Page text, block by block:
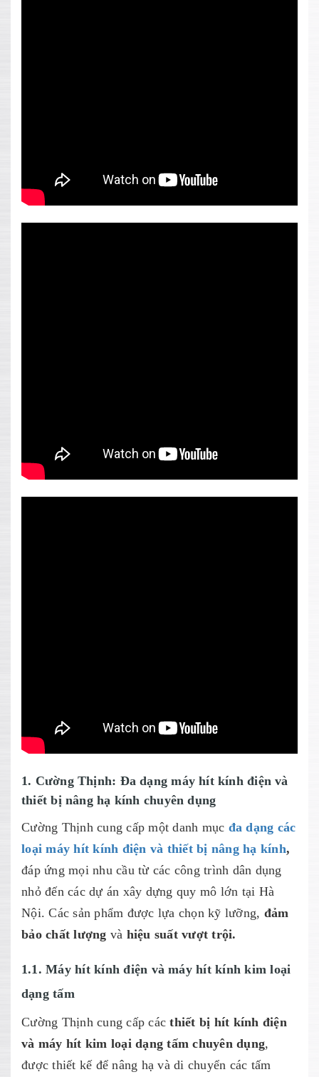
1. Cường Thịnh: Đa dạng máy hít kính điện và
thiết bị nâng hạ kính chuyên dụng
Cường Thịnh cung cấp một danh mục đa dạng các
loại máy hít kính điện và thiết bị nâng hạ kính,
đáp ứng mọi nhu cầu từ các công trình dân dụng
nhỏ đến các dự án xây dựng quy mô lớn tại Hà
Nội. Các sản phẩm được lựa chọn kỹ lưỡng, đảm
bảo chất lượng và hiệu suất vượt trội.
1.1. Máy hít kính điện và máy hít kính kim loại
dạng tấm
Cường Thịnh cung cấp cácthiết bị hít kính điện
và máy hít kim loại dạng tấm chuyên dụng,
được thiết kế để nâng hạ và di chuyển các tấm